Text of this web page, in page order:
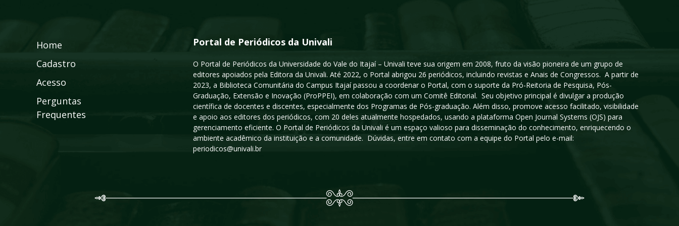
Home
Cadastro
Acesso
Perguntas
Frequentes
Portal de Periódicos da Univali
O Portal de Periódicos da Universidade do Vale do Itajaí – Univali teve sua origem em 2008, fruto da visão pioneira de um grupo de
editores apoiados pela Editora da Univali. Até 2022, o Portal abrigou 26 periódicos, incluindo revistas e Anais de Congressos. A partir de
2023, a Biblioteca Comunitária do Campus Itajaí passou a coordenar o Portal, com o suporte da Pró-Reitoria de Pesquisa, Pós-
Graduação, Extensão e Inovação (ProPPEI), em colaboração com um Comitê Editorial. Seu objetivo principal é divulgar a produção
científica de docentes e discentes, especialmente dos Programas de Pós-graduação. Além disso, promove acesso facilitado, visibilidade
e apoio aos editores dos periódicos, com 20 deles atualmente hospedados, usando a plataforma Open Journal Systems (OJS) para
gerenciamento eficiente. O Portal de Periódicos da Univali é um espaço valioso para disseminação do conhecimento, enriquecendo o
ambiente acadêmico da instituição e a comunidade. Dúvidas, entre em contato com a equipe do Portal pelo e-mail:
periodicos@univali.br